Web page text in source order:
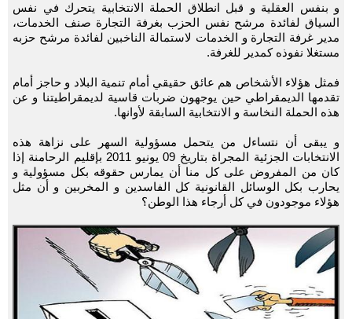
و بنفس العقلية و قبل انطلاق الحملة الانتخابية يتحرك في نفس
السياق لفائدة مرشح نفس الحزب بغرفة التجارة صنف الخدمات،
مدير غرفة التجارة و الخدمات لاستمالة الناخبين لفائدة مرشح حزبه
مستغلا نفوذه كمدير للغرفة.
فمثل هؤلاء الأشخاص هم عائق حقيقي أمام تنمية البلاد و حاجز أمام
تقدمها الديمقراطي حين يوجهون ضربات قاسية لديمقراطيتنا و عن
هذه الحملة النخاسة و الانتخابية السابقة لأوانها.
و يبقى أن نتساءل من يتحمل مسؤولية السهر على نزاهة هذه
الانتخابات الجزئية المجراة بتاريخ 09 يونيو 2011 بإقليم الرحامنة إذا
كان من المفروض على كل منا أن يمارس حقوقه بكل مسؤولية و
يحارب بكل الوسائل القانونية كل الفاسدين و المخربين و أن مثل
هؤلاء موجودون في كل أرجاء هذا الوطن؟